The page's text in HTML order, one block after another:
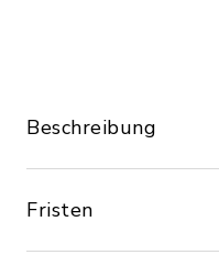
Beschreibung
Fristen